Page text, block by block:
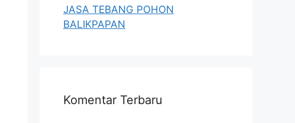
JASA TEBANG POHON
BALIKPAPAN
Komentar Terbaru